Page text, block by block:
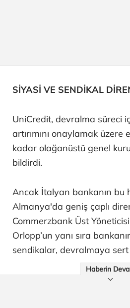
SİYASİ VE SENDİKAL
UniCredit, devralma süreci
artırımını onaylamak üzere
kadar olağanüstü genel
bildirdi.
Ancak İtalyan bankanın bu
Almanya'da geniş çaplı
Commerzbank Üst
Orlopp’un yanı sıra
sendikalar, devralmaya
Haberin